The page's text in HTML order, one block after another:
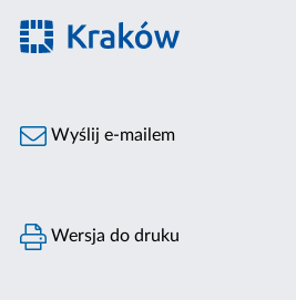
Wyślij e-mailem
Wersja do druku